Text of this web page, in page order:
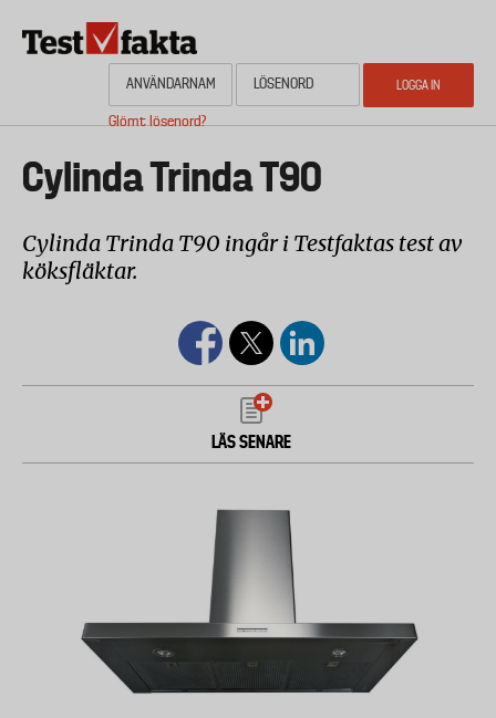
Glömt lösenord?
Media
Cylinda Trinda T90
Cylinda Trinda T90 ingår i Testfaktas test av
köksfläktar.
LÄS SENARE